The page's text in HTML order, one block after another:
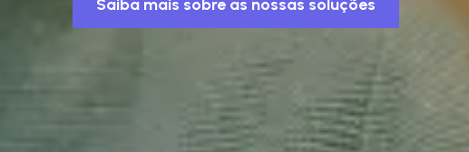
Saiba mais sobre as nossas soluções